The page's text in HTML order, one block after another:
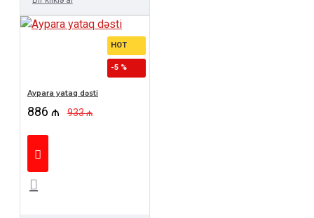
HOT
-5 %
Aypara yataq dəsti
886 ₼ 933 ₼